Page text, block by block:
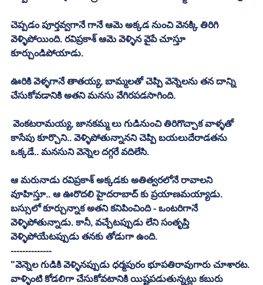
చెప్పడం పూర్తవ్వగానే గానే ఆమె అక్కడ నుంచి వెనక్కి తిరిగి
వెళ్ళిపోయింది. రవిప్రకాశ్‌ ఆమె వెళ్ళిన వైపే చూస్తూ
కూర్చుండిపోయాడు.
ఊరికి వెళ్ళగానే తాతయ్య, బామ్మలతో చెప్పి వెన్నెలను తన దాన్ని
చేసుకోవడానికి అతని మనసు వేగిరపడసాగింది.
కాసేపు కూర్చొని.. వెళ్ళిపోతున్నానని చెప్పి బయలుదేరాడతను
ఒక్కడే.. మనసుని వెన్నెల దగ్గరే వదిలేసి.
ఆ మరునాడు రవిప్రకాశ్‌ అక్కడకు అతిత్వరలోనే రావాలని
వూహిస్తూ.. ఆ ఊరొదలి హైదరాబాద్‍ కు ప్రయాణమయ్యాడు.
బస్సులో కూర్చున్నాక అతని కనిపించింది - ఒంటరిగానే
వెళ్ళిపోతున్నాడు. కానీ, వచ్చేటప్పుడు లేని సంతృప్తి
వెళ్ళిపోయేటప్పుడు తనకు తోడుగా ఉంది.
--------------
"వెన్నెల గుడికి వెళ్ళినప్పుడు ధర్మపురం భూపతిరావుగారు చూశారట.
వాళ్ళింటి కోడలిగా చేసుకోవటానికి యిష్టపడుతున్నట్లు కబురు